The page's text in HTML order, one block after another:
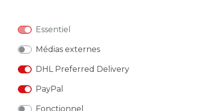
DESCRIPTION
Essentiel
Médias externes
DHL Preferred Delivery
PayPal
Fonctionnel